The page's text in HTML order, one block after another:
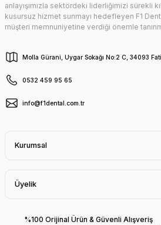
anlayışımızla sektördeki liderliğimizi sürekli
kusursuz hizmet sunmayı hedefleyen F1
müşteri memnuniyetine verdiği önemle
Molla Gürani, Uygar Sokağı No:2 C, 34093
0532 459 95 65
info@f1dental.com.tr
Kurumsal
Üyelik
%100 Orijinal Ürün & Güvenli Alışveriş